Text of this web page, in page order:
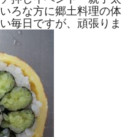
ろな方に郷土料理の体
毎日ですが、頑張りま